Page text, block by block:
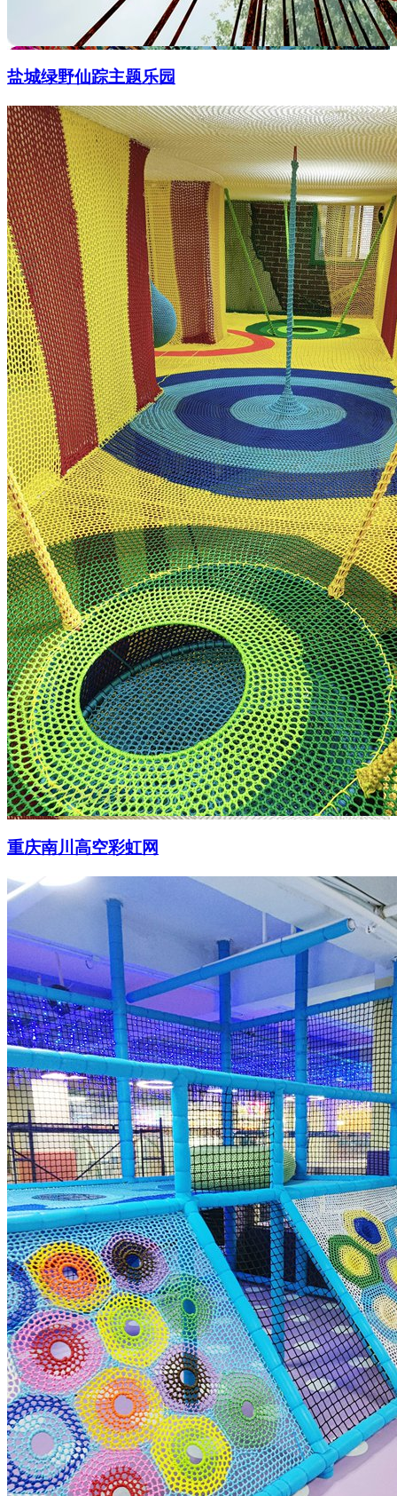
盐城绿野仙踪主题乐园
重庆南川高空彩虹网